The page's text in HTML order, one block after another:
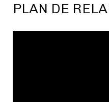
PLAN DE